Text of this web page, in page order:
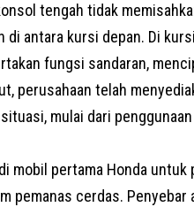
tengah tidak
di antara kursi depan. Di
fungsi sandaran,
perusahaan telah
mulai dari
mobil pertama Honda
pemanas cerdas. Penyebar